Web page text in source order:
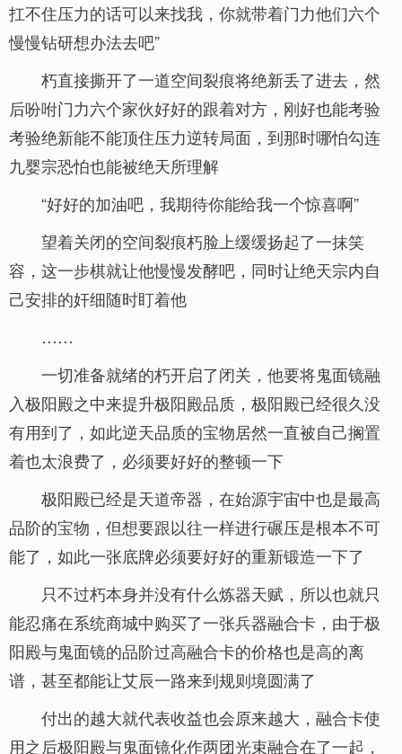
扛不住压力的话可以来找我，你就带着门力他们六个
慢慢钻研想办法去吧”
朽直接撕开了一道空间裂痕将绝新丢了进去，然
后吩咐门力六个家伙好好的跟着对方，刚好也能考验
考验绝新能不能顶住压力逆转局面，到那时哪怕勾连
九婴宗恐怕也能被绝天所理解
“好好的加油吧，我期待你能给我一个惊喜啊”
望着关闭的空间裂痕朽脸上缓缓扬起了一抹笑
容，这一步棋就让他慢慢发酵吧，同时让绝天宗内自
己安排的奸细随时盯着他
……
一切准备就绪的朽开启了闭关，他要将鬼面镜融
入极阳殿之中来提升极阳殿品质，极阳殿已经很久没
有用到了，如此逆天品质的宝物居然一直被自己搁置
着也太浪费了，必须要好好的整顿一下
极阳殿已经是天道帝器，在始源宇宙中也是最高
品阶的宝物，但想要跟以往一样进行碾压是根本不可
能了，如此一张底牌必须要好好的重新锻造一下了
只不过朽本身并没有什么炼器天赋，所以也就只
能忍痛在系统商城中购买了一张兵器融合卡，由于极
阳殿与鬼面镜的品阶过高融合卡的价格也是高的离
谱，甚至都能让艾辰一路来到规则境圆满了
付出的越大就代表收益也会原来越大，融合卡使
用之后极阳殿与鬼面镜化作两团光束融合在了一起，